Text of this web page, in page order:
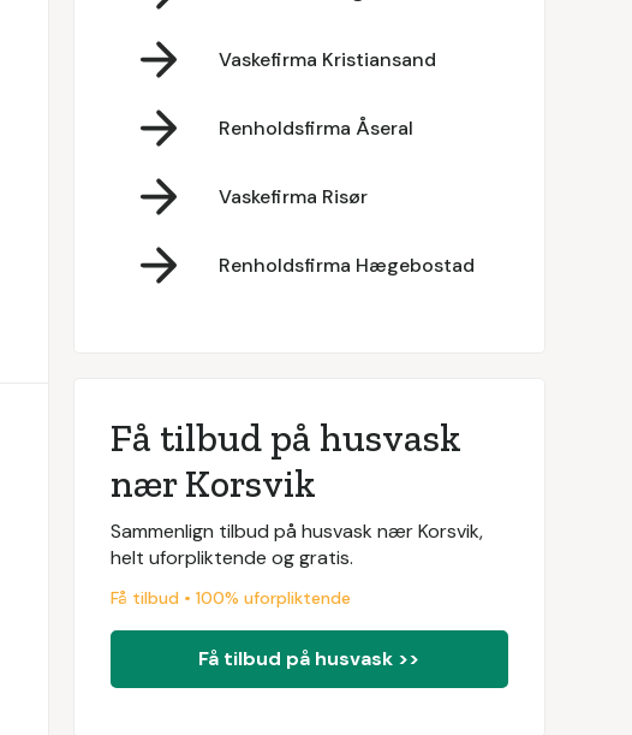
Vaskefirma Kristiansand
Renholdsfirma Åseral
Vaskefirma Risør
Renholdsfirma Hægebostad
Få tilbud på husvask
nær Korsvik
Sammenlign tilbud på husvask nær Korsvik,
helt uforpliktende og gratis.
Få tilbud • 100% uforpliktende
Få tilbud på husvask >>